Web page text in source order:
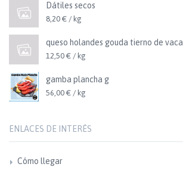
Dátiles secos
8,20 € / kg
queso holandes gouda tierno de vaca
12,50 € / kg
gamba plancha g
56,00 € / kg
ENLACES DE INTERÉS
Cómo llegar